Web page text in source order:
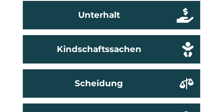
Unterhalt
Kindschaftssachen
Scheidung